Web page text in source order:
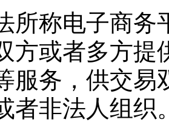
称电子商务
方或者多方提
服务，供交易
者非法人组织